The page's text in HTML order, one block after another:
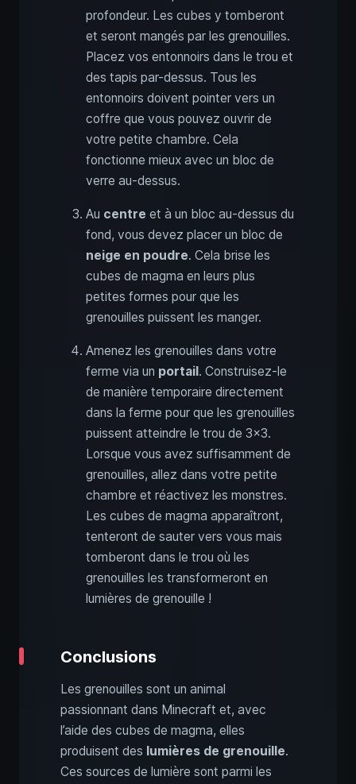
profondeur. Les cubes y tomberont
et seront mangés par les grenouilles.
Placez vos entonnoirs dans le trou et
des tapis par-dessus. Tous les
entonnoirs doivent pointer vers un
coffre que vous pouvez ouvrir de
votre petite chambre. Cela
fonctionne mieux avec un bloc de
verre au-dessus.
Au centre et à un bloc au-dessus du
fond, vous devez placer un bloc de
neige en poudre. Cela brise les
cubes de magma en leurs plus
petites formes pour que les
grenouilles puissent les manger.
Amenez les grenouilles dans votre
ferme via un portail. Construisez-le
de manière temporaire directement
dans la ferme pour que les grenouilles
puissent atteindre le trou de 3x3.
Lorsque vous avez suffisamment de
grenouilles, allez dans votre petite
chambre et réactivez les monstres.
Les cubes de magma apparaîtront,
tenteront de sauter vers vous mais
tomberont dans le trou où les
grenouilles les transformeront en
lumières de grenouille !
Conclusions
Les grenouilles sont un animal
passionnant dans Minecraft et, avec
l’aide des cubes de magma, elles
produisent des lumières de grenouille.
Ces sources de lumière sont parmi les